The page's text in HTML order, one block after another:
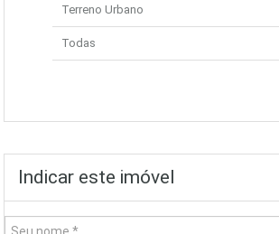
Terreno Urbano
Todas
Indicar este imóvel